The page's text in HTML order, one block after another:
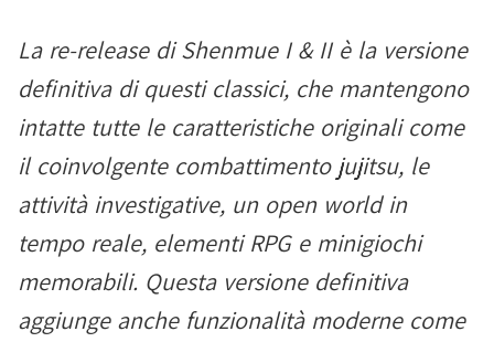
La re-release di Shenmue I & II è la versione
definitiva di questi classici, che mantengono
intatte tutte le caratteristiche originali come
il coinvolgente combattimento jujitsu, le
attività investigative, un open world in
tempo reale, elementi RPG e minigiochi
memorabili. Questa versione definitiva
aggiunge anche funzionalità moderne come